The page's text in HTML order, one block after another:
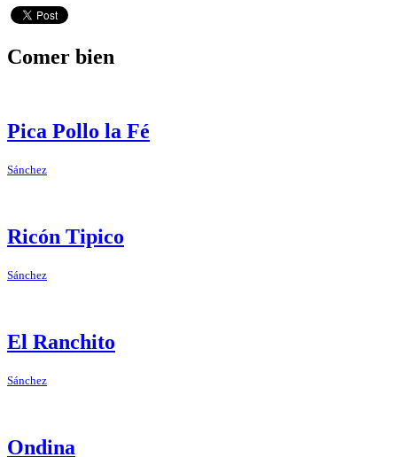
Comer bien
Pica Pollo la Fé
Sánchez
Ricón Tipico
Sánchez
El Ranchito
Sánchez
Ondina